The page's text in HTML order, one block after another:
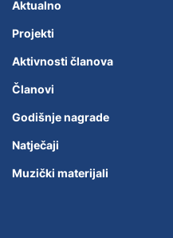
Aktualno
Projekti
Aktivnosti članova
Članovi
Godišnje nagrade
Natječaji
Muzički materijali